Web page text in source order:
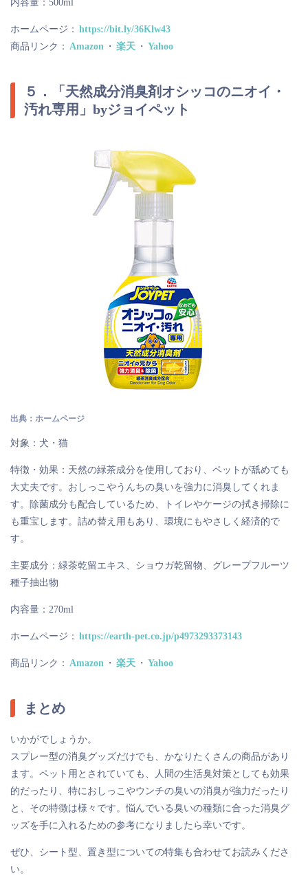
内容量：500ml
ホームページ： https://bit.ly/36Klw43
商品リンク： Amazon ・ 楽天 ・ Yahoo
５．「天然成分消臭剤オシッコのニオイ・
汚れ専用」byジョイペット
出典：ホームページ
対象：犬・猫
特徴・効果：天然の緑茶成分を使用しており、ペットが舐めても
大丈夫です。おしっこやうんちの臭いを強力に消臭してくれま
す。除菌成分も配合しているため、トイレやケージの拭き掃除に
も重宝します。詰め替え用もあり、環境にもやさしく経済的で
す。
主要成分：緑茶乾留エキス、ショウガ乾留物、グレープフルーツ
種子抽出物
内容量：270ml
ホームページ： https://earth-pet.co.jp/p4973293373143
商品リンク： Amazon ・ 楽天 ・ Yahoo
まとめ
いかがでしょうか。
スプレー型の消臭グッズだけでも、かなりたくさんの商品があり
ます。ペット用とされていても、人間の生活臭対策としても効果
的だったり、特におしっこやウンチの臭いの消臭が強力だったり
と、その特徴は様々です。悩んでいる臭いの種類に合った消臭グ
ッズを手に入れるための参考になりましたら幸いです。
ぜひ、シート型、置き型についての特集も合わせてお読みくださ
い。